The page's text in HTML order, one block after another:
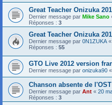
Great Teacher Onizuka
Dernier message par Mike Sano
Réponses : 3
Great Teacher Onizuka
Dernier message par 0N1ZUKA «
Réponses : 55
GTO Live 2012 version
Dernier message par onizuka90 «
Chanson absente de
Dernier message par Ant « 20
Réponses : 3